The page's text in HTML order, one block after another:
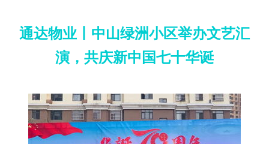
通达物业丨中山绿洲小区举办文艺汇
演，共庆新中国七十华诞